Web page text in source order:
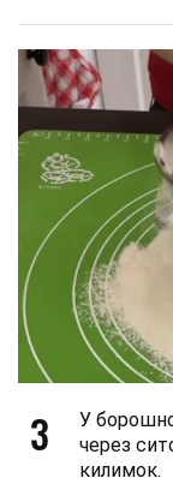
3
У
через
килимок.